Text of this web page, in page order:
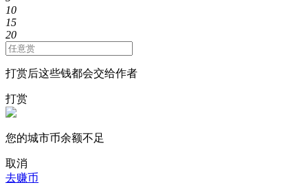
10
15
20
打赏后这些钱都会交给作者
打赏
您的城市币余额不足
取消
去赚币